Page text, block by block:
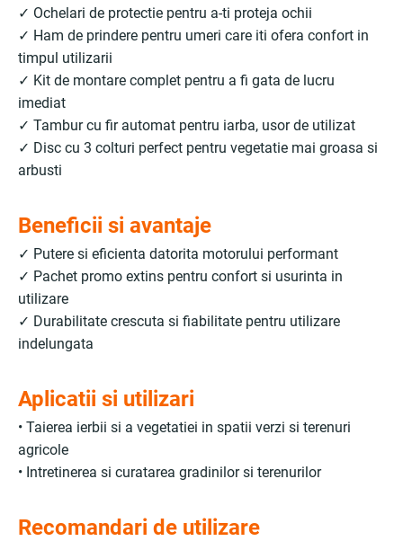
✓ Ochelari de protectie pentru a-ti proteja ochii
✓ Ham de prindere pentru umeri care iti ofera confort in
timpul utilizarii
✓ Kit de montare complet pentru a fi gata de lucru
imediat
✓ Tambur cu fir automat pentru iarba, usor de utilizat
✓ Disc cu 3 colturi perfect pentru vegetatie mai groasa si
arbusti
Beneficii si avantaje
✓ Putere si eficienta datorita motorului performant
✓ Pachet promo extins pentru confort si usurinta in
utilizare
✓ Durabilitate crescuta si fiabilitate pentru utilizare
indelungata
Aplicatii si utilizari
• Taierea ierbii si a vegetatiei in spatii verzi si terenuri
agricole
• Intretinerea si curatarea gradinilor si terenurilor
Recomandari de utilizare